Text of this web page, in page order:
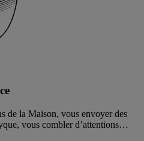
de la Maison, vous envoyer des
vous combler d’attentions…